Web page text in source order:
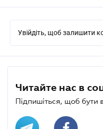
Увійдіть, щоб залишити
Читайте нас в
Підпишіться, щоб бути